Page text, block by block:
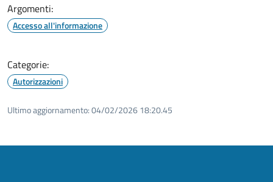
Argomenti:
Accesso all'informazione
Categorie:
Autorizzazioni
Ultimo aggiornamento:04/02/2026 18:20.45